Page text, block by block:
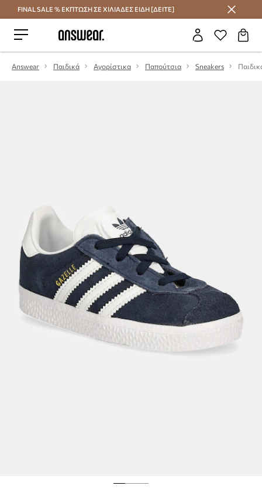
Εξοικονομήστε με το Answear Club
FINAL SALE % ΕΚΠΤΩΣΗ ΣΕ ΧΙΛΙΑΔΕΣ ΕΙΔΗ [ΔΕΙΤΕ]
Answear Παιδικά Αγορίστικα Παπούτσια Sneakers